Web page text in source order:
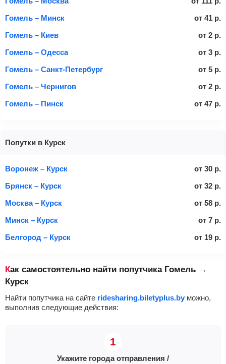
Гомель – Минск
от 41 р.
Гомель – Киев
от 2 р.
Гомель – Одесса
от 3 р.
Гомель – Санкт-Петербург
от 5 р.
Гомель – Чернигов
от 2 р.
Гомель – Пинск
от 47 р.
Попутки в Курск
Воронеж – Курск от 30 р.
Брянск – Курск
от 32 р.
Москва – Курск
от 58 р.
Минск – Курск
от 7 р.
Белгород – Курск
от 19 р.
Как самостоятельно найти попутчика Гомель →
Курск
Найти попутчика на сайте ridesharing.biletyplus.by можно,
выполнив следующие действия:
Укажите города отправления /